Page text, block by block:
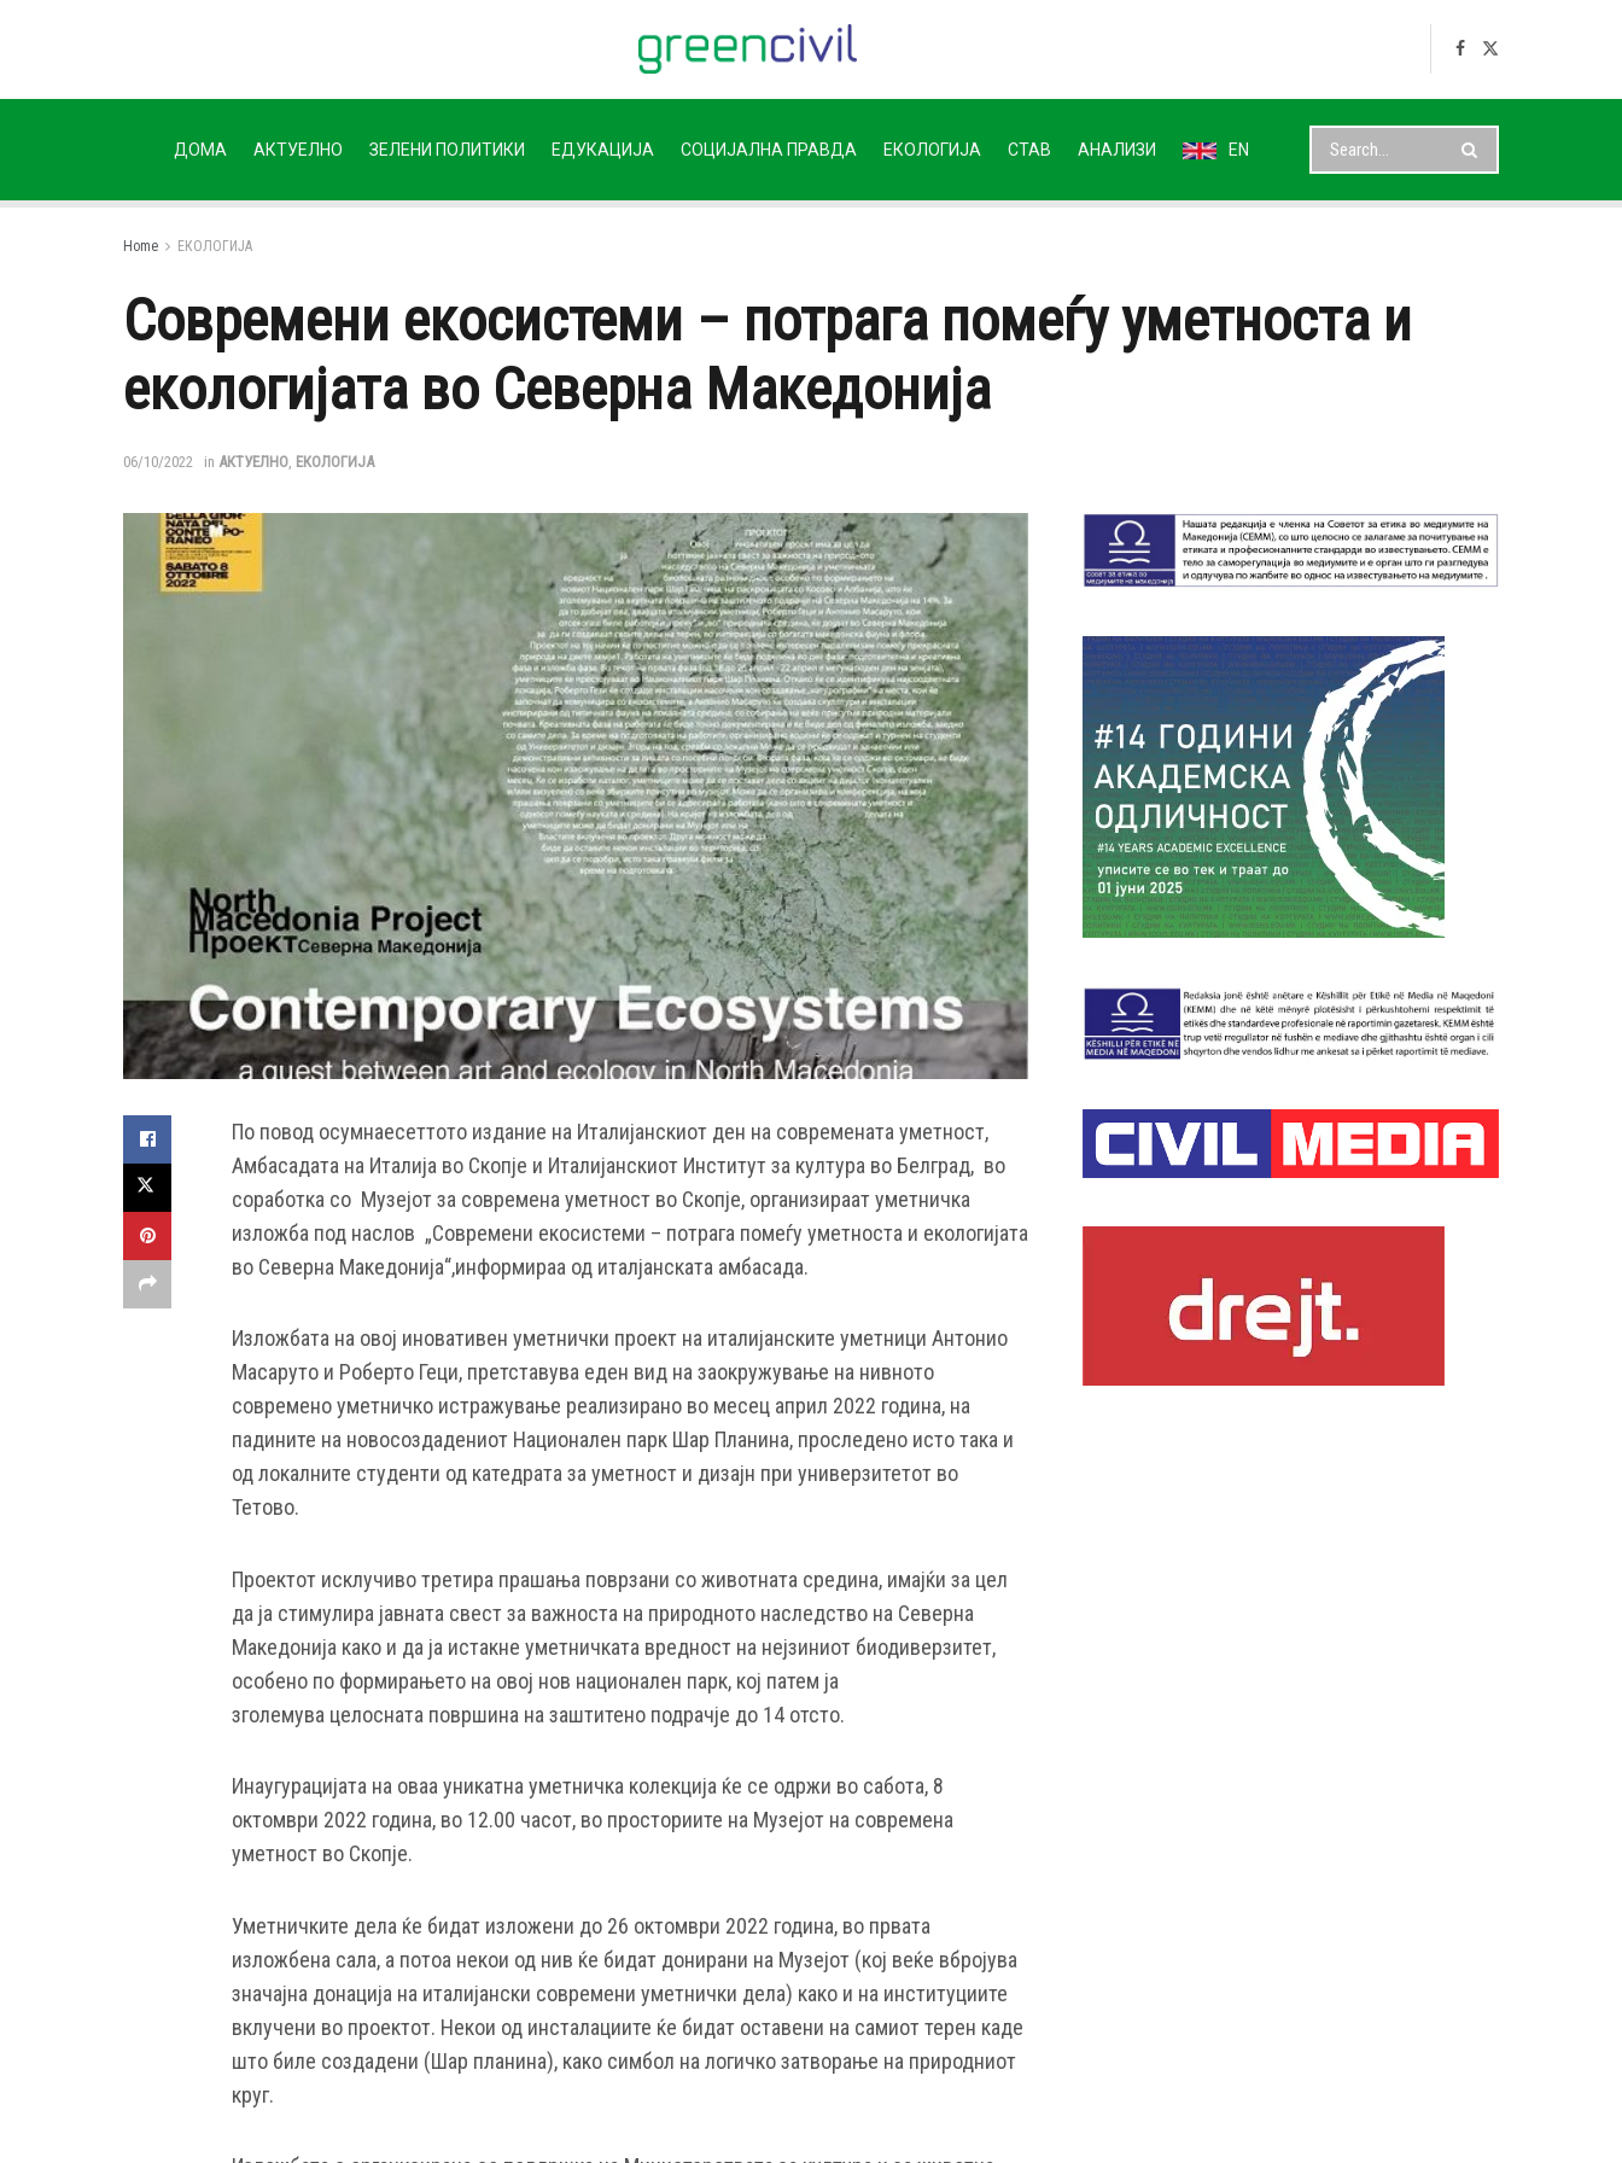
ДОМА АКТУЕЛНО ЗЕЛЕНИ ПОЛИТИКИ ЕДУКАЦИЈА СОЦИЈАЛНА ПРАВДА ЕКОЛОГИЈА СТАВ АНАЛИЗИ EN
Home ЕКОЛОГИЈА
Современи екосистеми – потрага помеѓу уметноста и
екологијата во Северна Македонија
06/10/2022 in АКТУЕЛНО, ЕКОЛОГИЈА
По повод осумнаесеттото издание на Италијанскиот ден на современата уметност,
Амбасадата на Италија во Скопје и Италијанскиот Институт за култура во Белград, во
соработка со Музејот за современа уметност во Скопје, организираат уметничка
изложба под наслов „Современи екосистеми – потрага помеѓу уметноста и екологијата
во Северна Македонија“,информираа од италјанската амбасада.
Изложбата на овој иновативен уметнички проект на италијанските уметници Антонио
Масаруто и Роберто Геци, претставува еден вид на заокружување на нивното
современо уметничко истражување реализирано во месец април 2022 година, на
падините на новосоздадениот Национален парк Шар Планина, проследено исто така и
од локалните студенти од катедрата за уметност и дизајн при универзитетот во
Тетово.
Проектот исклучиво третира прашања поврзани со животната средина, имајќи за цел
да ја стимулира јавната свест за важноста на природното наследство на Северна
Македонија како и да ја истакне уметничката вредност на нејзиниот биодиверзитет,
особено по формирањето на овој нов национален парк, кој патем ја
зголемува целосната површина на заштитено подрачје до 14 отсто.
Инаугурацијата на оваа уникатна уметничка колекција ќе се одржи во сабота, 8
октомври 2022 година, во 12.00 часот, во просториите на Музејот на современа
уметност во Скопје.
Уметничките дела ќе бидат изложени до 26 октомври 2022 година, во првата
изложбена сала, а потоа некои од нив ќе бидат донирани на Музејот (кој веќе вбројува
значајна донација на италијански современи уметнички дела) како и на институциите
вклучени во проектот. Некои од инсталациите ќе бидат оставени на самиот терен каде
што биле создадени (Шар планина), како симбол на логичко затворање на природниот
круг.